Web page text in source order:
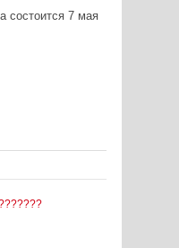
состоится 7 мая